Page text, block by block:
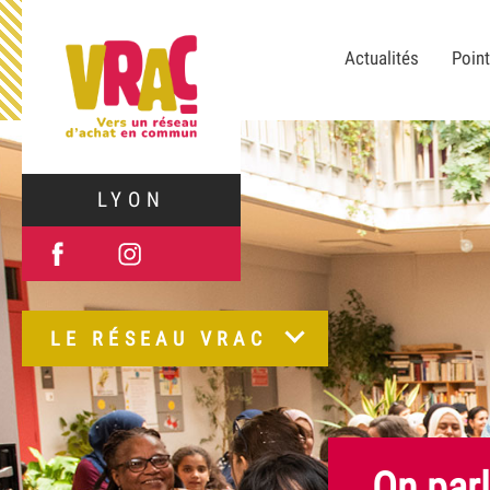
LYON
Actualités
LE RÉSEAU VRAC